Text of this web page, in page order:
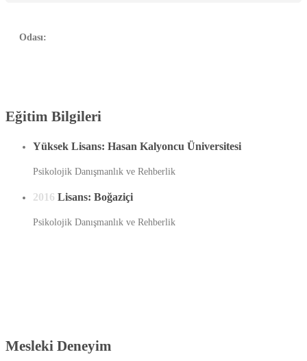
Odası:
Eğitim Bilgileri
Yüksek Lisans: Hasan Kalyoncu Üniversitesi
Psikolojik Danışmanlık ve Rehberlik
2016 Lisans: Boğaziçi
Psikolojik Danışmanlık ve Rehberlik
Mesleki Deneyim